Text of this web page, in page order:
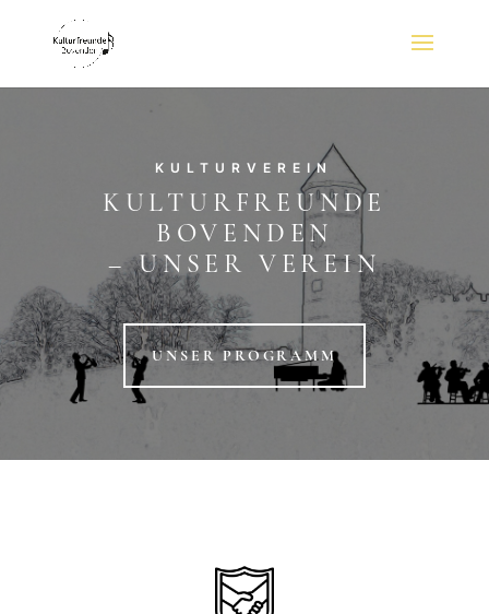
KULTURVEREIN
KULTURFREUNDE
BOVENDEN
– UNSER VEREIN
UNSER PROGRAMM